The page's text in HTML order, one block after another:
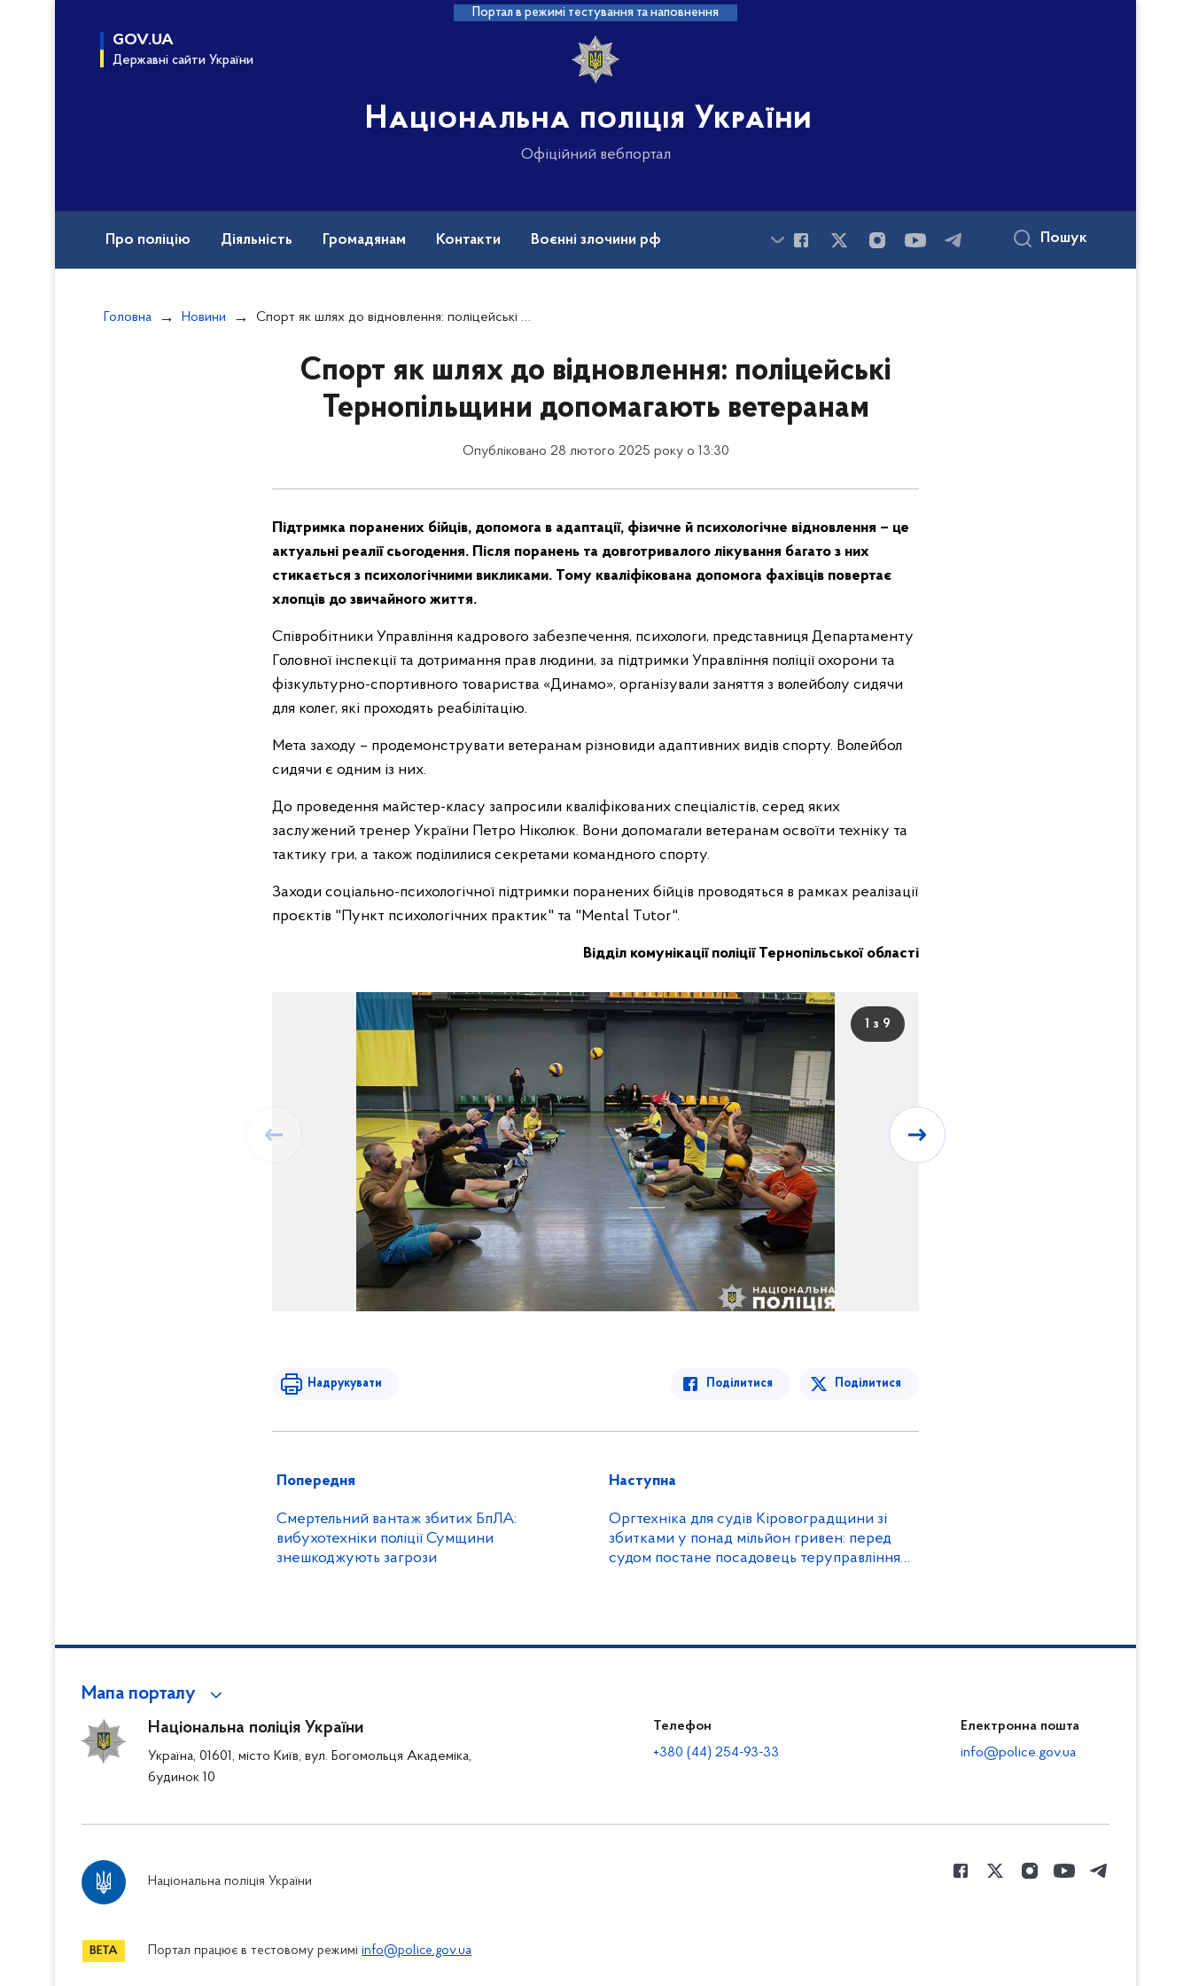
Портал в режимі тестування та наповнення
GOV.UA
Державні сайти України
Національна поліція України
Офіційний вебпортал
Про поліцію Діяльність Громадянам Контакти Воєнні злочини рф Пошук
Головна Новини Спорт як шлях до відновлення: поліцейські Тернопільщини допомагають ветеранам
Спорт як шлях до відновлення: поліцейські
Тернопільщини допомагають ветеранам
Опубліковано 28 лютого 2025 року о 13:30
Підтримка поранених бійців, допомога в адаптації, фізичне й психологічне відновлення – це
актуальні реалії сьогодення. Після поранень та довготривалого лікування багато з них
стикається з психологічними викликами. Тому кваліфікована допомога фахівців повертає
хлопців до звичайного життя.
Співробітники Управління кадрового забезпечення, психологи, представниця Департаменту
Головної інспекції та дотримання прав людини, за підтримки Управління поліції охорони та
фізкультурно-спортивного товариства «Динамо», організували заняття з волейболу сидячи
для колег, які проходять реабілітацію.
Мета заходу – продемонструвати ветеранам різновиди адаптивних видів спорту. Волейбол
сидячи є одним із них.
До проведення майстер-класу запросили кваліфікованих спеціалістів, серед яких
заслужений тренер України Петро Ніколюк. Вони допомагали ветеранам освоїти техніку та
тактику гри, а також поділилися секретами командного спорту.
Заходи соціально-психологічної підтримки поранених бійців проводяться в рамках реалізації
проєктів "Пункт психологічних практик" та "Mental Tutor".
Відділ комунікації поліції Тернопільської області
1 з 9
Надрукувати Поділитися Поділитися
Попередня
Смертельний вантаж збитих БпЛА:
вибухотехніки поліції Сумщини
знешкоджують загрози
Наступна
Оргтехніка для судів Кіровоградщини зі
збитками у понад мільйон гривен: перед
судом постане посадовець теруправління
Мапа порталу
Національна поліція України
Україна, 01601, місто Київ, вул. Богомольця Академіка,
будинок 10
Телефон
+380 (44) 254-93-33
Електронна пошта
info@police.gov.ua
Національна поліція України
Портал працює в тестовому режимі info@police.gov.ua